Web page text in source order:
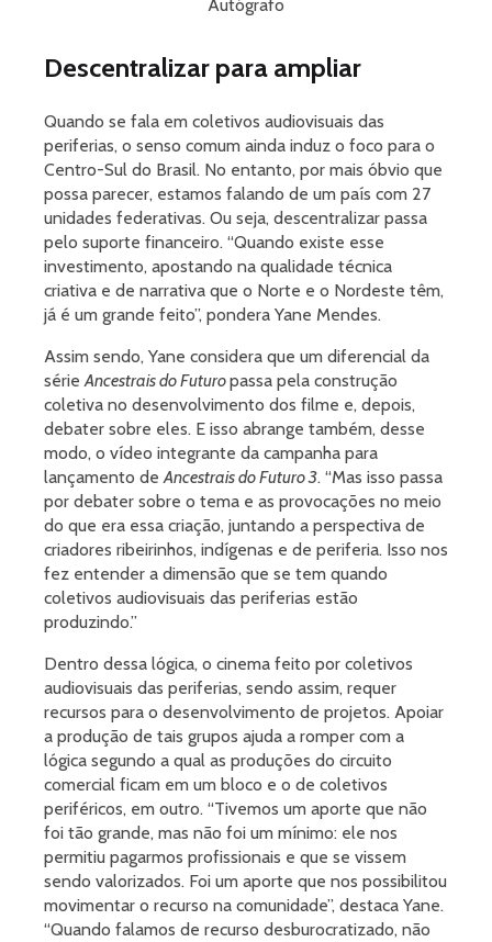
Autógrafo
Descentralizar para ampliar
Quando se fala em coletivos audiovisuais das
periferias, o senso comum ainda induz o foco para o
Centro-Sul do Brasil. No entanto, por mais óbvio que
possa parecer, estamos falando de um país com 27
unidades federativas. Ou seja, descentralizar passa
pelo suporte financeiro. “Quando existe esse
investimento, apostando na qualidade técnica
criativa e de narrativa que o Norte e o Nordeste têm,
já é um grande feito”, pondera Yane Mendes.
Assim sendo, Yane considera que um diferencial da
sérieAncestrais do Futuropassa pela construção
coletiva no desenvolvimento dos filme e, depois,
debater sobre eles. E isso abrange também, desse
modo, o vídeo integrante da campanha para
lançamento deAncestrais do Futuro 3. “Mas isso passa
por debater sobre o tema e as provocações no meio
do que era essa criação, juntando a perspectiva de
criadores ribeirinhos, indígenas e de periferia. Isso nos
fez entender a dimensão que se tem quando
coletivos audiovisuais das periferias estão
produzindo.”
Dentro dessa lógica, o cinema feito por coletivos
audiovisuais das periferias, sendo assim, requer
recursos para o desenvolvimento de projetos. Apoiar
a produção de tais grupos ajuda a romper com a
lógica segundo a qual as produções do circuito
comercial ficam em um bloco e o de coletivos
periféricos, em outro. “Tivemos um aporte que não
foi tão grande, mas não foi um mínimo: ele nos
permitiu pagarmos profissionais e que se vissem
sendo valorizados. Foi um aporte que nos possibilitou
movimentar o recurso na comunidade”, destaca Yane.
“Quando falamos de recurso desburocratizado, não